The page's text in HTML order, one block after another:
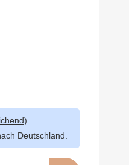
Deutschland.